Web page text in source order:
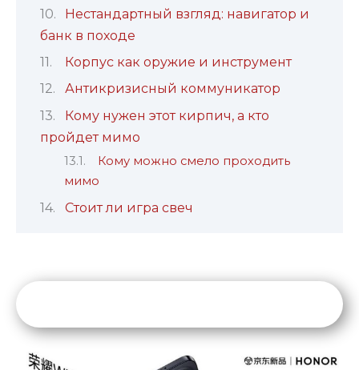
Нестандартный взгляд: навигатор и
банк в походе
Корпус как оружие и инструмент
Антикризисный коммуникатор
Кому нужен этот кирпич, а кто
пройдет мимо
Кому можно смело проходить
мимо
Стоит ли игра свеч